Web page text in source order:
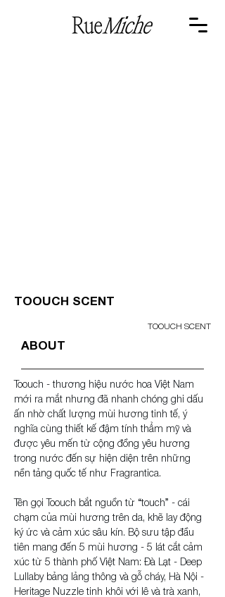
TOOUCH SCENT
TOOUCH SCENT
ABOUT
Toouch - thương hiệu nước hoa Việt Nam
mới ra mắt nhưng đã nhanh chóng ghi dấu
ấn nhờ chất lượng mùi hương tinh tế, ý
nghĩa cùng thiết kế đậm tính thẩm mỹ và
được yêu mến từ cộng đồng yêu hương
trong nước đến sự hiện diện trên những
nền tảng quốc tế như Fragrantica.
Tên gọi Toouch bắt nguồn từ “touch” - cái
chạm của mùi hương trên da, khẽ lay động
ký ức và cảm xúc sâu kín. Bộ sưu tập đầu
tiên mang đến 5 mùi hương - 5 lát cắt cảm
xúc từ 5 thành phố Việt Nam: Đà Lạt - Deep
Lullaby bảng lảng thông và gỗ cháy, Hà Nội -
Heritage Nuzzle tinh khôi với lê và trà xanh,